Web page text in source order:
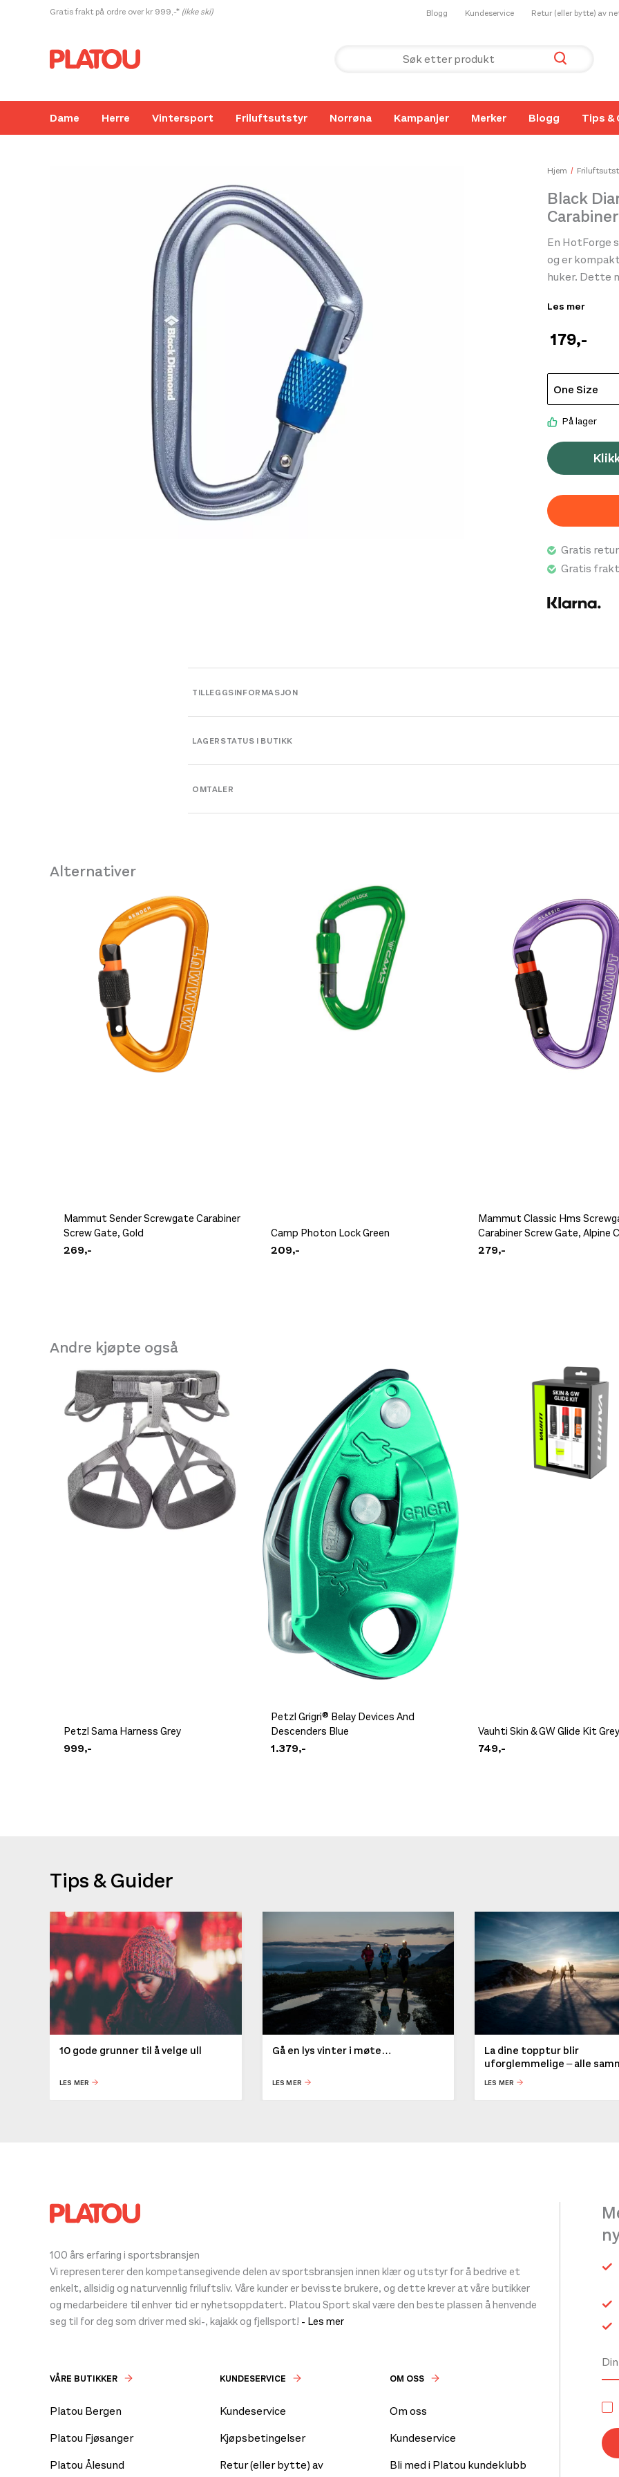
Gratis frakt på ordre over kr 999,-* (ikke ski) Blogg Kundeservice Retur (eller bytte) av
Dame Herre Vintersport Friluftsutstyr Norrøna Kampanjer Merker Blogg Tips &
Black Diamond Rocklock Screwgate Carabiner Black
Hjem
Black
179,-
En HotForge
og er
huker. Dette
På lager
Les mer
Gratis
Gratis
TILLEGGSINFORMASJON
Dimensjoner 0,000 × 0,000 × 0,000 cm
Farge
LAGERSTATUS I BUTIKK
Platou Bergen
/
OMTALER
Alternativer
Mammut Sender Screwgate Carabiner
Screw Gate, Gold
269,-
Camp Photon Lock Green
209,-
Mammut Classic Hms
Carabiner Screw Gate, Alpine
279,-
Andre kjøpte også
Petzl Sama Harness Grey
999,-
Petzl Grigri® Belay Devices And
Descenders Blue
1.379,-
Vauhti Skin & GW Glide Kit Grey
749,-
Tips & Guider
10 gode grunner til å velge ull
LES MER
Gå en lys vinter i møte…
LES MER
La dine topptur blir
uforglemmelige – alle
LES MER
100 års erfaring i sportsbransjen
Vi representerer den kompetansegivende delen av sportsbransjen innen klær og utstyr for å bedrive et
enkelt, allsidig og naturvennlig friluftsliv. Våre kunder er bevisste brukere, og dette krever at våre butikker
og medarbeidere til enhver tid er nyhetsoppdatert. Platou Sport skal være den beste plassen å henvende
seg til for deg som driver med ski-, kajakk og fjellsport! - Les mer
VÅRE BUTIKKER
Platou Bergen
Platou Fjøsanger
Platou Ålesund
KUNDESERVICE
Kundeservice
Kjøpsbetingelser
Retur (eller bytte) av
OM OSS
Om oss
Kundeservice
Bli med i Platou kundeklubb